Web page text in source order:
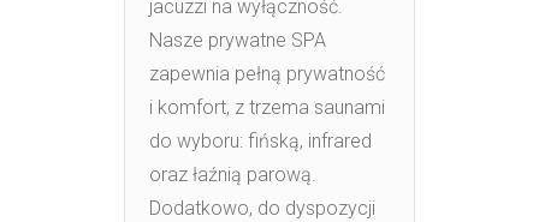
jacuzzi na wyłączność.
Nasze prywatne SPA
zapewnia pełną prywatność
i komfort, z trzema saunami
do wyboru: fińską, infrared
oraz łaźnią parową.
Dodatkowo, do dyspozycji